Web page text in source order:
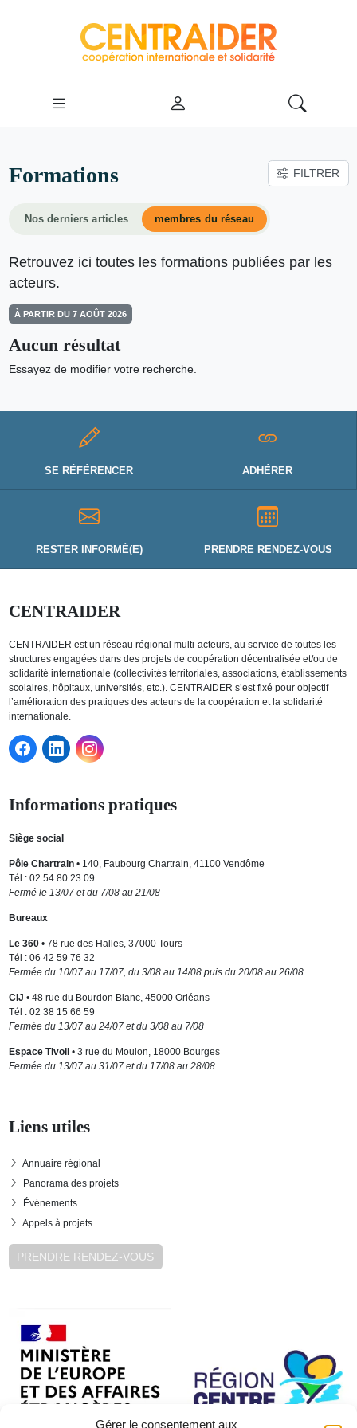
Gérer le consentement aux
Formations FILTRER
Nos derniers articles membres du réseau
Retrouvez ici toutes les formations publiées par les
acteurs.
À PARTIR DU 7 AOÛT 2026
Aucun résultat
Essayez de modifier votre recherche.
SE RÉFÉRENCER ADHÉRER
RESTER INFORMÉ(E) PRENDRE RENDEZ-VOUS
CENTRAIDER
CENTRAIDER est un réseau régional multi-acteurs, au service de toutes les
structures engagées dans des projets de coopération décentralisée et/ou de
solidarité internationale (collectivités territoriales, associations, établissements
scolaires, hôpitaux, universités, etc.). CENTRAIDER s’est fixé pour objectif
l’amélioration des pratiques des acteurs de la coopération et la solidarité
internationale.
Informations pratiques
Siège social
Pôle Chartrain• 140, Faubourg Chartrain, 41100 Vendôme
Tél : 02 54 80 23 09
Fermé le 13/07 et du 7/08 au 21/08
Bureaux
Le 360• 78 rue des Halles, 37000 Tours
Tél : 06 42 59 76 32
Fermée du 10/07 au 17/07, du 3/08 au 14/08 puis du 20/08 au 26/08
CIJ • 48 rue du Bourdon Blanc, 45000 Orléans
Tél : 02 38 15 66 59
Fermée du 13/07 au 24/07 et du 3/08 au 7/08
Espace Tivoli• 3 rue du Moulon, 18000 Bourges
Fermée du 13/07 au 31/07 et du 17/08 au 28/08
Liens utiles
Annuaire régional
Panorama des projets
Événements
Appels à projets
PRENDRE RENDEZ-VOUS